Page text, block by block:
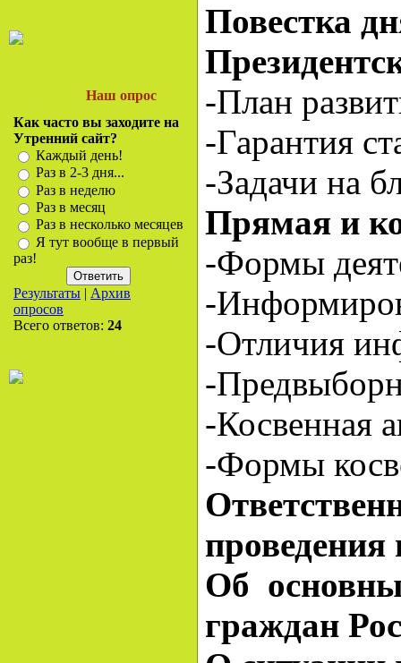
Наш опрос
Как часто вы заходите на
Утренний сайт?
Каждый день!
Раз в 2-3 дня...
Раз в неделю
Раз в месяц
Раз в несколько месяцев
Я тут вообще в первый
раз!
Результаты | Архив
опросов
Всего ответов: 24
Повестка
-План
-Гарантия
-Задачи на
Прямая и
-Формы
-
-Отличия
-
-Косвенная
-Формы
Об
граждан